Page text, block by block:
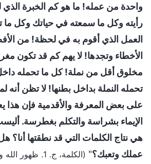
واحدة من عمله! ما هو كم الخبرة الذي
رأيته وكل ما سمعته في حياتك وكل ما
العمل الذي أقوم به في لحظة! من
الأخطاء وتجدها! لا يهم كم قد تكون
مخلوق أقل من نملة! كل ما تحمله
تحمله النملة بداخل بطنها! لا تظن
على بعض المعرفة والأقدمية فإن
الإيماء بشراسة والتكلم بغطرسة.
هي نتاج الكلمات التي قد نطقتها أنا؟
عملك وتعبك؟"
(الكلمة، ج. 1.